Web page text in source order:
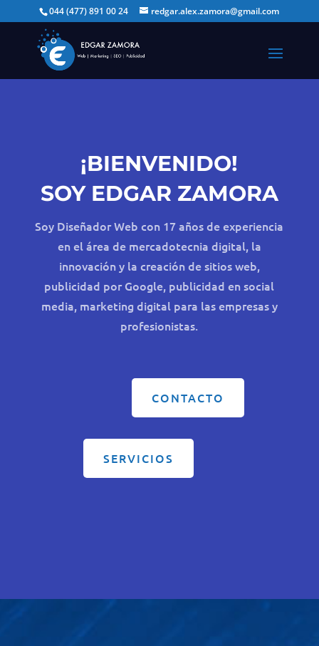
044 (477) 891 00 24 redgar.alex.zamora@gmail.com
¡BIENVENIDO!
SOY EDGAR ZAMORA
Soy Diseñador Web con 17 años de experiencia
en el área de mercadotecnia digital, la
innovación y la creación de sitios web,
publicidad por Google, publicidad en social
media, marketing digital para las empresas y
profesionistas.
CONTACTO
SERVICIOS